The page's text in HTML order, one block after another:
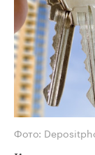
Фото: